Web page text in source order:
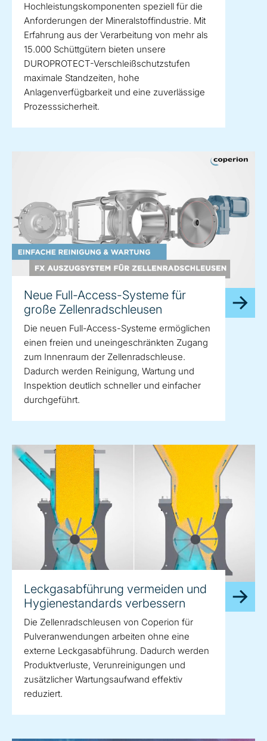
Hochleistungskomponenten speziell für die
Anforderungen der Mineralstoffindustrie. Mit
Erfahrung aus der Verarbeitung von mehr als
15.000 Schüttgütern bieten unsere
DUROPROTECT-Verschleißschutzstufen
maximale Standzeiten, hohe
Anlagenverfügbarkeit und eine zuverlässige
Prozesssicherheit.
Neue Full-Access-Systeme für
große Zellenradschleusen
Die neuen Full-Access-Systeme ermöglichen
einen freien und uneingeschränkten Zugang
zum Innenraum der Zellenradschleuse.
Dadurch werden Reinigung, Wartung und
Inspektion deutlich schneller und einfacher
durchgeführt.
Leckgasabführung vermeiden und
Hygienestandards verbessern
Die Zellenradschleusen von Coperion für
Pulveranwendungen arbeiten ohne eine
externe Leckgasabführung. Dadurch werden
Produktverluste, Verunreinigungen und
zusätzlicher Wartungsaufwand effektiv
reduziert.